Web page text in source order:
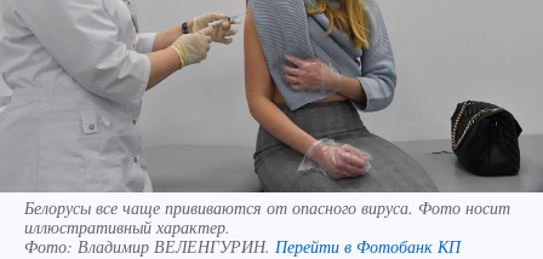
Белорусы все чаще прививаются от опасного вируса. Фото носит
иллюстративный характер.
Фото: Владимир ВЕЛЕНГУРИН. Перейти в Фотобанк КП